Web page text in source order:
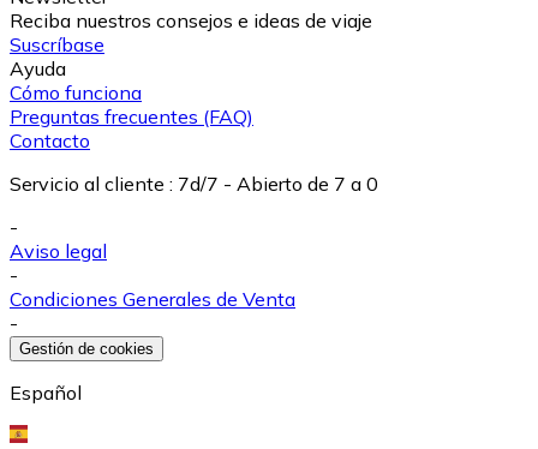
Reciba nuestros consejos e ideas de viaje
Suscríbase
Ayuda
Cómo funciona
Preguntas frecuentes (FAQ)
Contacto
Servicio al cliente : 7d/7 - Abierto de 7 a 0
-
Aviso legal
-
Condiciones Generales de Venta
-
Gestión de cookies
Español